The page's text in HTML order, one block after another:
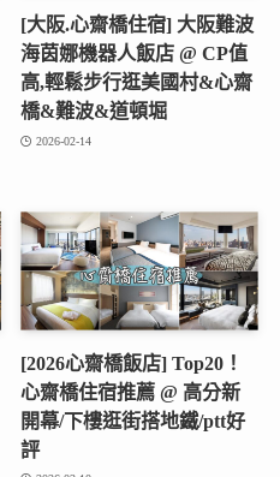
[大阪.心齋橋住宿] 大阪難波
海茵娜機器人飯店 @ CP值
高,輕鬆步行逛美國村&心齋
橋&難波&道頓堀
2026-02-14
[2026心齋橋飯店] Top20！
心齋橋住宿推薦 @ 高分新
開幕/下樓逛街搭地鐵/ptt好
評